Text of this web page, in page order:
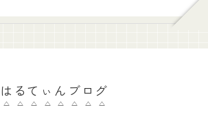
はるてぃんブログ